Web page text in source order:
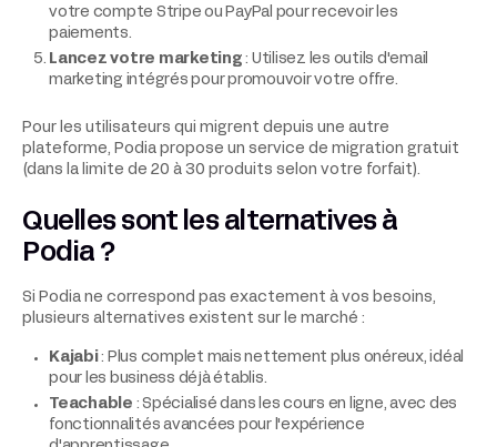
votre compte Stripe ou PayPal pour recevoir les
paiements.
Lancez votre marketing : Utilisez les outils d'email
marketing intégrés pour promouvoir votre offre.
Pour les utilisateurs qui migrent depuis une autre
plateforme, Podia propose un service de migration gratuit
(dans la limite de 20 à 30 produits selon votre forfait).
Quelles sont les alternatives à
Podia ?
Si Podia ne correspond pas exactement à vos besoins,
plusieurs alternatives existent sur le marché :
Kajabi: Plus complet mais nettement plus onéreux, idéal
pour les business déjà établis.
Teachable : Spécialisé dans les cours en ligne, avec des
fonctionnalités avancées pour l'expérience